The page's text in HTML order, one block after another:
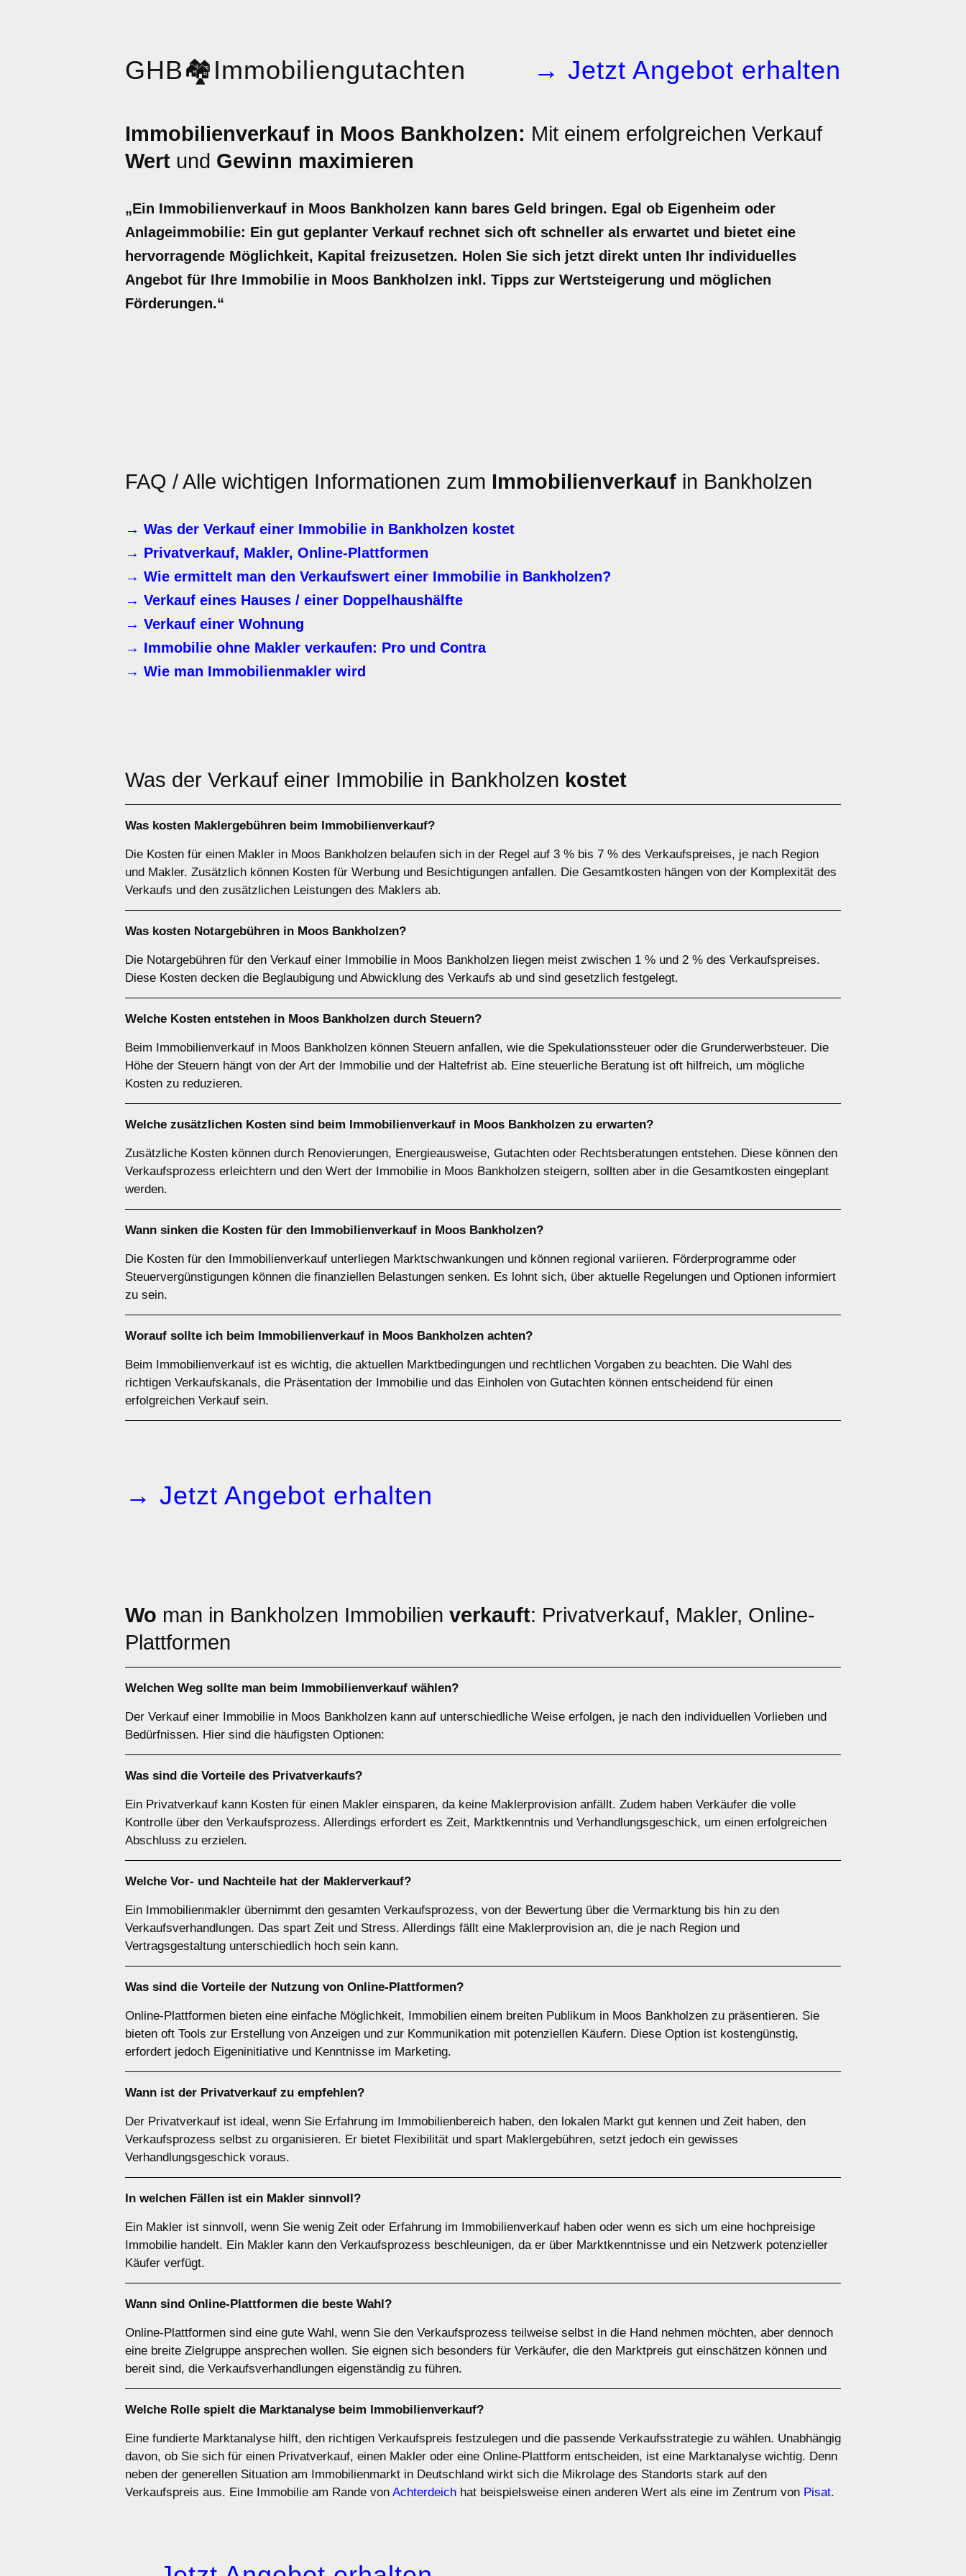
GHB🏘️Immobiliengutachten → Jetzt Angebot erhalten
Immobilienverkauf in Moos Bankholzen: Mit einem erfolgreichen Verkauf
Wert und Gewinn maximieren
„Ein Immobilienverkauf in Moos Bankholzen kann bares Geld bringen. Egal ob Eigenheim oder
Anlageimmobilie: Ein gut geplanter Verkauf rechnet sich oft schneller als erwartet und bietet eine
hervorragende Möglichkeit, Kapital freizusetzen. Holen Sie sich jetzt direkt unten Ihr individuelles
Angebot für Ihre Immobilie in Moos Bankholzen inkl. Tipps zur Wertsteigerung und möglichen
Förderungen.“
FAQ / Alle wichtigen Informationen zum Immobilienverkauf in Bankholzen
→ Was der Verkauf einer Immobilie in Bankholzen kostet
→ Privatverkauf, Makler, Online-Plattformen
→ Wie ermittelt man den Verkaufswert einer Immobilie in Bankholzen?
→ Verkauf eines Hauses / einer Doppelhaushälfte
→ Verkauf einer Wohnung
→ Immobilie ohne Makler verkaufen: Pro und Contra
→ Wie man Immobilienmakler wird
Was der Verkauf einer Immobilie in Bankholzen kostet
Was kosten Maklergebühren beim Immobilienverkauf?
Die Kosten für einen Makler in Moos Bankholzen belaufen sich in der Regel auf 3 % bis 7 % des Verkaufspreises, je nach Region
und Makler. Zusätzlich können Kosten für Werbung und Besichtigungen anfallen. Die Gesamtkosten hängen von der Komplexität des
Verkaufs und den zusätzlichen Leistungen des Maklers ab.
Was kosten Notargebühren in Moos Bankholzen?
Die Notargebühren für den Verkauf einer Immobilie in Moos Bankholzen liegen meist zwischen 1 % und 2 % des Verkaufspreises.
Diese Kosten decken die Beglaubigung und Abwicklung des Verkaufs ab und sind gesetzlich festgelegt.
Welche Kosten entstehen in Moos Bankholzen durch Steuern?
Beim Immobilienverkauf in Moos Bankholzen können Steuern anfallen, wie die Spekulationssteuer oder die Grunderwerbsteuer. Die
Höhe der Steuern hängt von der Art der Immobilie und der Haltefrist ab. Eine steuerliche Beratung ist oft hilfreich, um mögliche
Kosten zu reduzieren.
Welche zusätzlichen Kosten sind beim Immobilienverkauf in Moos Bankholzen zu erwarten?
Zusätzliche Kosten können durch Renovierungen, Energieausweise, Gutachten oder Rechtsberatungen entstehen. Diese können den
Verkaufsprozess erleichtern und den Wert der Immobilie in Moos Bankholzen steigern, sollten aber in die Gesamtkosten eingeplant
werden.
Wann sinken die Kosten für den Immobilienverkauf in Moos Bankholzen?
Die Kosten für den Immobilienverkauf unterliegen Marktschwankungen und können regional variieren. Förderprogramme oder
Steuervergünstigungen können die finanziellen Belastungen senken. Es lohnt sich, über aktuelle Regelungen und Optionen informiert
zu sein.
Worauf sollte ich beim Immobilienverkauf in Moos Bankholzen achten?
Beim Immobilienverkauf ist es wichtig, die aktuellen Marktbedingungen und rechtlichen Vorgaben zu beachten. Die Wahl des
richtigen Verkaufskanals, die Präsentation der Immobilie und das Einholen von Gutachten können entscheidend für einen
erfolgreichen Verkauf sein.
→ Jetzt Angebot erhalten
Wo man in Bankholzen Immobilien verkauft: Privatverkauf, Makler, Online-
Plattformen
Welchen Weg sollte man beim Immobilienverkauf wählen?
Der Verkauf einer Immobilie in Moos Bankholzen kann auf unterschiedliche Weise erfolgen, je nach den individuellen Vorlieben und
Bedürfnissen. Hier sind die häufigsten Optionen:
Was sind die Vorteile des Privatverkaufs?
Ein Privatverkauf kann Kosten für einen Makler einsparen, da keine Maklerprovision anfällt. Zudem haben Verkäufer die volle
Kontrolle über den Verkaufsprozess. Allerdings erfordert es Zeit, Marktkenntnis und Verhandlungsgeschick, um einen erfolgreichen
Abschluss zu erzielen.
Welche Vor- und Nachteile hat der Maklerverkauf?
Ein Immobilienmakler übernimmt den gesamten Verkaufsprozess, von der Bewertung über die Vermarktung bis hin zu den
Verkaufsverhandlungen. Das spart Zeit und Stress. Allerdings fällt eine Maklerprovision an, die je nach Region und
Vertragsgestaltung unterschiedlich hoch sein kann.
Was sind die Vorteile der Nutzung von Online-Plattformen?
Online-Plattformen bieten eine einfache Möglichkeit, Immobilien einem breiten Publikum in Moos Bankholzen zu präsentieren. Sie
bieten oft Tools zur Erstellung von Anzeigen und zur Kommunikation mit potenziellen Käufern. Diese Option ist kostengünstig,
erfordert jedoch Eigeninitiative und Kenntnisse im Marketing.
Wann ist der Privatverkauf zu empfehlen?
Der Privatverkauf ist ideal, wenn Sie Erfahrung im Immobilienbereich haben, den lokalen Markt gut kennen und Zeit haben, den
Verkaufsprozess selbst zu organisieren. Er bietet Flexibilität und spart Maklergebühren, setzt jedoch ein gewisses
Verhandlungsgeschick voraus.
In welchen Fällen ist ein Makler sinnvoll?
Ein Makler ist sinnvoll, wenn Sie wenig Zeit oder Erfahrung im Immobilienverkauf haben oder wenn es sich um eine hochpreisige
Immobilie handelt. Ein Makler kann den Verkaufsprozess beschleunigen, da er über Marktkenntnisse und ein Netzwerk potenzieller
Käufer verfügt.
Wann sind Online-Plattformen die beste Wahl?
Online-Plattformen sind eine gute Wahl, wenn Sie den Verkaufsprozess teilweise selbst in die Hand nehmen möchten, aber dennoch
eine breite Zielgruppe ansprechen wollen. Sie eignen sich besonders für Verkäufer, die den Marktpreis gut einschätzen können und
bereit sind, die Verkaufsverhandlungen eigenständig zu führen.
Welche Rolle spielt die Marktanalyse beim Immobilienverkauf?
Eine fundierte Marktanalyse hilft, den richtigen Verkaufspreis festzulegen und die passende Verkaufsstrategie zu wählen. Unabhängig
davon, ob Sie sich für einen Privatverkauf, einen Makler oder eine Online-Plattform entscheiden, ist eine Marktanalyse wichtig. Denn
neben der generellen Situation am Immobilienmarkt in Deutschland wirkt sich die Mikrolage des Standorts stark auf den
Verkaufspreis aus. Eine Immobilie am Rande von Achterdeich hat beispielsweise einen anderen Wert als eine im Zentrum von Pisat.